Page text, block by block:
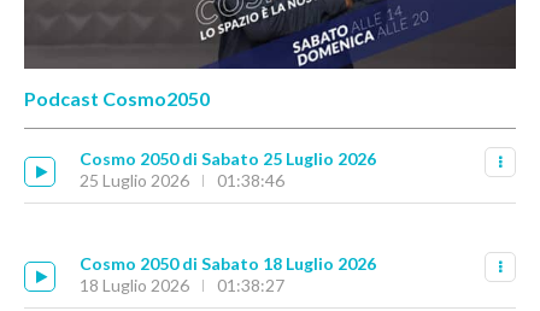
Podcast Cosmo2050
Cosmo 2050 di Sabato 25 Luglio 2026
25 Luglio 2026
01:38:46
Cosmo 2050 di Sabato 18 Luglio 2026
18 Luglio 2026
01:38:27